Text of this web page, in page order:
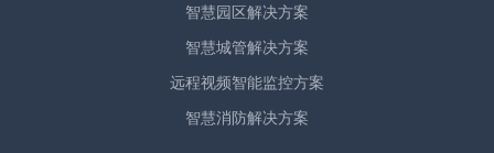
智慧园区解决方案
智慧城管解决方案
远程视频智能监控方案
智慧消防解决方案